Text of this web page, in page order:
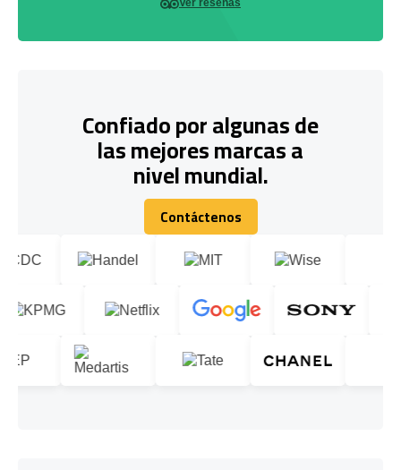
Confiado por algunas de
las mejores marcas a
nivel mundial.
Contáctenos
Contáctenos